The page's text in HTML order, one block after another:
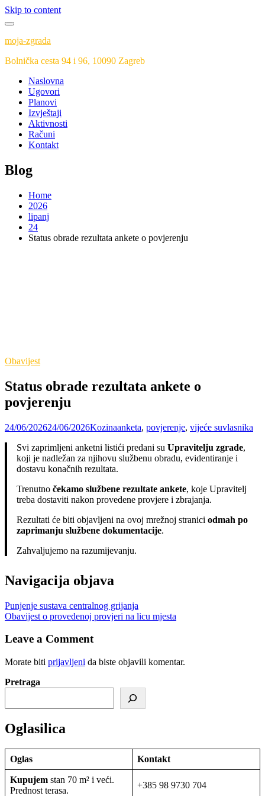
Skip to content
moja-zgrada
Bolnička cesta 94 i 96, 10090 Zagreb
Naslovna
Ugovori
Planovi
Izvještaji
Aktivnosti
Računi
Kontakt
Blog
Home
2026
lipanj
24
Status obrade rezultata ankete o povjerenju
Obavijest
Status obrade rezultata ankete o
povjerenju
24/06/202624/06/2026Kozinaanketa, povjerenje, vijeće suvlasnika
Svi zaprimljeni anketni listići predani su Upravitelju zgrade,
koji je nadležan za njihovu službenu obradu, evidentiranje i
dostavu konačnih rezultata.
Trenutno čekamo službene rezultate ankete, koje Upravitelj
treba dostaviti nakon provedene provjere i zbrajanja.
Rezultati će biti objavljeni na ovoj mrežnoj stranici odmah po
zaprimanju službene dokumentacije.
Zahvaljujemo na razumijevanju.
Navigacija objava
Punjenje sustava centralnog grijanja
Obavijest o provedenoj provjeri na licu mjesta
Leave a Comment
Morate biti prijavljeni da biste objavili komentar.
Pretraga
Oglasilica
Oglas Kontakt
Kupujem stan 70 m² i veći.
Prednost terasa.
+385 98 9730 704